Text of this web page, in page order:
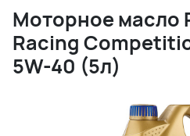
Моторное масло
Racing
5W-40 (5л)